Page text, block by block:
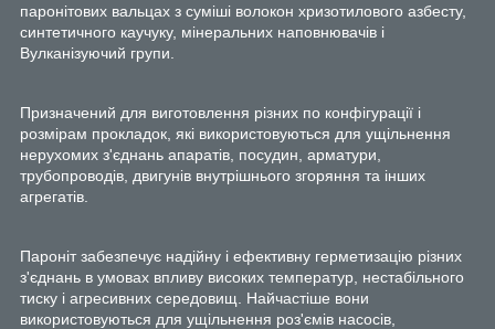
паронітових вальцах з суміші волокон хризотилового азбесту,
синтетичного каучуку, мінеральних наповнювачів і
Вулканізуючий групи.
Призначений для виготовлення різних по конфігурації і
розмірам прокладок, які використовуються для ущільнення
нерухомих з'єднань апаратів, посудин, арматури,
трубопроводів, двигунів внутрішнього згоряння та інших
агрегатів.
Пароніт забезпечує надійну і ефективну герметизацію різних
з'єднань в умовах впливу високих температур, нестабільного
тиску і агресивних середовищ. Найчастіше вони
використовуються для ущільнення роз'ємів насосів,